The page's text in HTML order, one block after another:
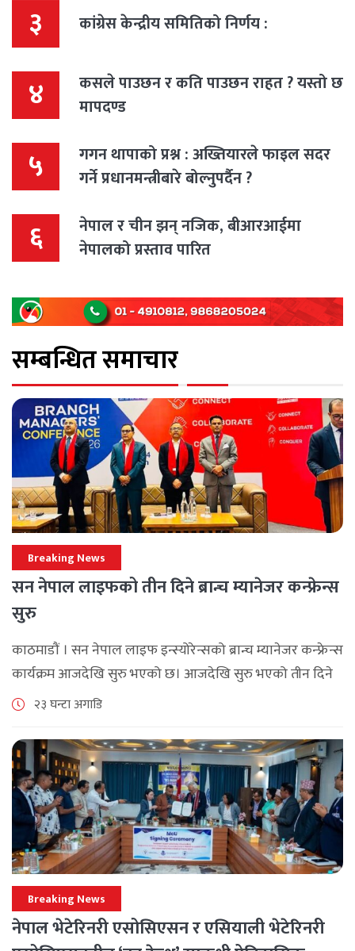
३ कांग्रेस केन्द्रीय समितिको निर्णय :
४
कसले पाउछन र कति पाउछन राहत ? यस्तो छ
मापदण्ड
५
गगन थापाको प्रश्न : अख्तियारले फाइल सदर
गर्ने प्रधानमन्त्रीबारे बोल्नुपर्दैन ?
६
नेपाल र चीन झन् नजिक, बीआरआईमा
नेपालको प्रस्ताव पारित
सम्बन्धित समाचार
Breaking News
सन नेपाल लाइफको तीन दिने ब्रान्च म्यानेजर कन्फ्रेन्स
सुरु
काठमाडौं । सन नेपाल लाइफ इन्स्योरेन्सको ब्रान्च म्यानेजर कन्फ्रेन्स
कार्यक्रम आजदेखि सुरु भएको छ। आजदेखि सुरु भएको तीन दिने
ब्रान्च म्यानेजर कन्फ्रेन्स विभिन्न कार्यक्रमहरुका साथ भब्य साथ
२३ घन्टा अगाडि
Breaking News
नेपाल भेटेरिनरी एसोसिएसन र एसियाली भेटेरिनरी